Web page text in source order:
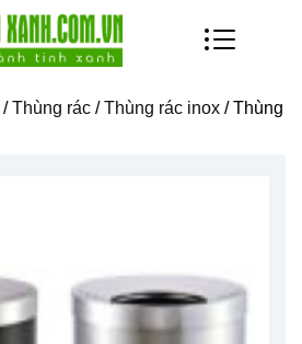
/Thùng rác /Thùng rác inox / Thùng